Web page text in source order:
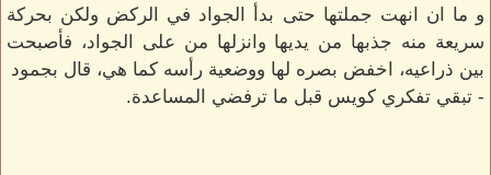
و ما ان انهت جملتها حتى بدأ الجواد في الركض ولكن بحركة
سريعة منه جذبها من يديها وانزلها من على الجواد، فأصبحت
بين ذراعيه، اخفض بصره لها ووضعية رأسه كما هي، قال بجمود
- تبقي تفكري كويس قبل ما ترفضي المساعدة.